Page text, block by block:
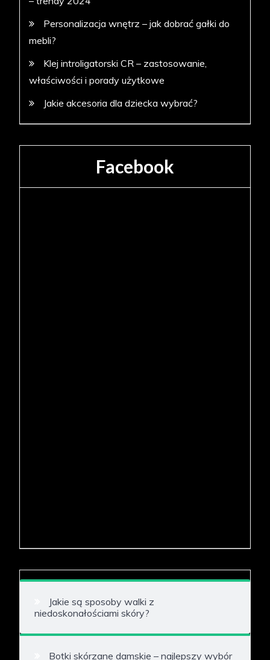
Personalizacja wnętrz – jak dobrać gałki do
mebli?
Klej introligatorski CR – zastosowanie,
właściwości i porady użytkowe
Jakie akcesoria dla dziecka wybrać?
Facebook
Jakie są sposoby walki z
niedoskonałościami skóry?
Botki skórzane damskie – najlepszy wybór